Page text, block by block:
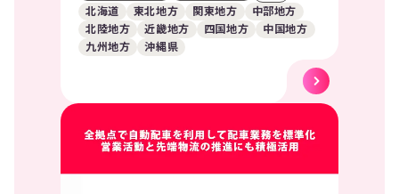
北海道
東北地方 関東地方
中部地方
北陸地方
近畿地方 四国地方
中国地方
九州地方
沖縄県